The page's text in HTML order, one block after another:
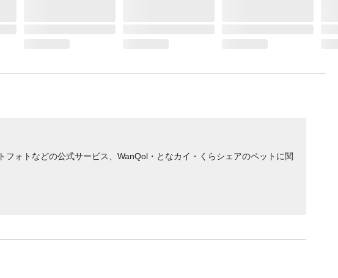
ォトなどの公式サービス、WanQol・となカイ・くらシェアのペットに関